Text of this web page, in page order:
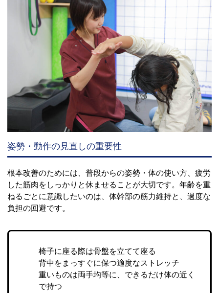
姿勢・動作の見直しの重要性
根本改善のためには、普段からの姿勢・体の使い方、疲労
した筋肉をしっかりと休ませることが大切です。年齢を重
ねるごとに意識したいのは、体幹部の筋力維持と、過度な
負担の回避です。
椅子に座る際は骨盤を立てて座る
背中をまっすぐに保つ適度なストレッチ
重いものは両手均等に、できるだけ体の近く
で持つ